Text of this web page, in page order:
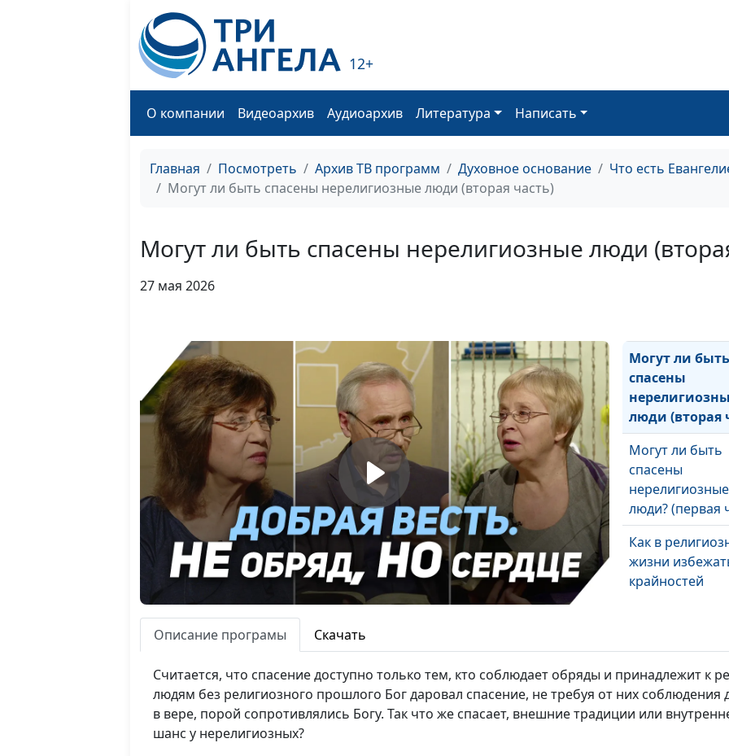
12+
О компании Видеоархив Аудиоархив Литература Написать
Главная Посмотреть Архив ТВ программ Духовное основание
Что есть
Могут ли быть спасены нерелигиозные люди (вторая часть)
Могут ли быть спасены нерелигиозные люди
27 мая 2026
Что значит
Что значит быть
Могут ли быть
спасены
люди (вторая
Могут ли быть
спасены
нерелигиозные
люди? (первая
Как в
жизни
крайностей
человека
Что значит
Описание програмы Скачать
Считается, что спасение доступно только тем, кто соблюдает обряды и принадлежит к
людям без религиозного прошлого Бог даровал спасение, не требуя от них соблюдения
в вере, порой сопротивлялись Богу. Так что же спасает, внешние традиции или
шанс у нерелигиозных?